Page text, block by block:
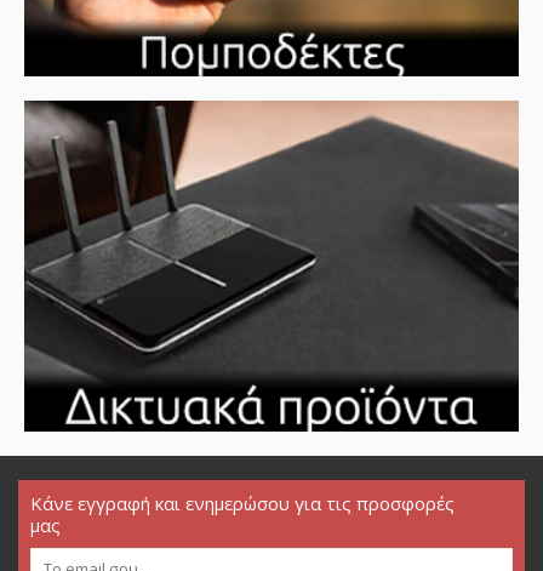
Κάνε εγγραφή και ενημερώσου για τις προσφορές
μας